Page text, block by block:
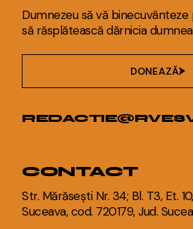
Dumnezeu să vă
să răsplătească dărnicia
DONEAZĂ
CONTACT
Str. Mărăsești Nr. 34; Bl. T3, Et.
Suceava, cod. 720179, Jud.